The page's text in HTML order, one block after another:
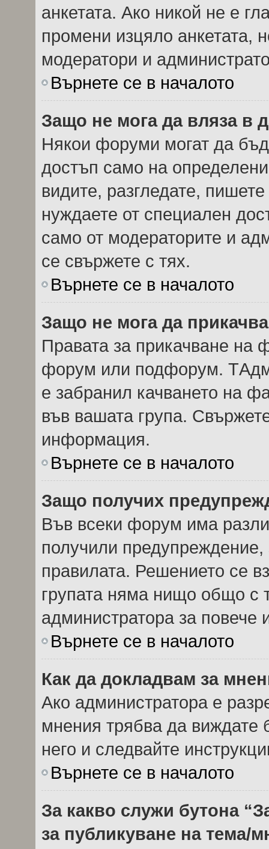
анкетата. Ако никой не е
промени изцяло анкетата,
модератори и
Върнете се в началото
Защо не мога да вляза в
Някои форуми могат да
достъп само на
видите, разгледате,
нуждаете от специален
само от модераторите и
се свържете с тях.
Върнете се в началото
Защо не мога да
Правата за прикачване на
форум или подфорум.
е забранил качването на
във вашата група.
информация.
Върнете се в началото
Защо получих
Във всеки форум има
получили
правилата. Решението се
групата няма нищо общо с
администратора за
Върнете се в началото
Как да докладвам за
Ако администратора е
мнения трябва да виждате
него и следвайте
Върнете се в началото
За какво служи бутона
за публикуване на тема/